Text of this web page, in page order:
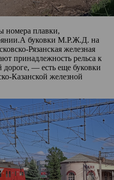
номера плавки,
буковки М.Р.Ж.Д. на
Рязанская железная
принадлежность рельса к
дороге, — есть еще буковки
Казанской железной